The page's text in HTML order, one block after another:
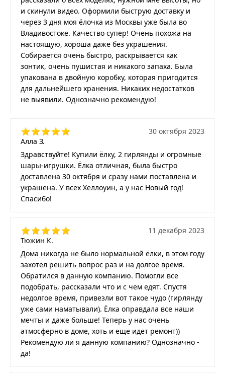
и скинули видео. Оформили быструю доставку и
через 3 дня моя ёлочка из Москвы уже была во
Владивостоке. Качество супер! Очень похожа на
настоящую, хороша даже без украшения.
Собирается очень быстро, раскрывается как
зонтик, очень пушистая и никакого запаха. Была
упакована в двойную коробку, которая пригодится
для дальнейшего хранения. Никаких недостатков
не выявили. Однозначно рекомендую!
Алла З.
30 октября 2023
Здравствуйте! Купили ёлку, 2 гирлянды и огромные
шары-игрушки. Ёлка отличная, была быстро
доставлена 30 октября и сразу нами поставлена и
украшена. У всех Хеллоуин, а у нас Новый год!
Спасибо!
Тюжин К.
11 декабря 2023
Дома никогда не было нормальной ёлки, в этом году
захотел решить вопрос раз и на долгое время.
Обратился в данную компанию. Помогли все
подобрать, рассказали что и с чем едят. Спустя
недолгое время, привезли вот такое чудо (гирлянду
уже сами наматывали). Ёлка оправдала все наши
мечты и даже больше! Теперь у нас очень
атмосферно в доме, хоть и еще идет ремонт))
Рекомендую ли я данную компанию? Однозначно -
да!